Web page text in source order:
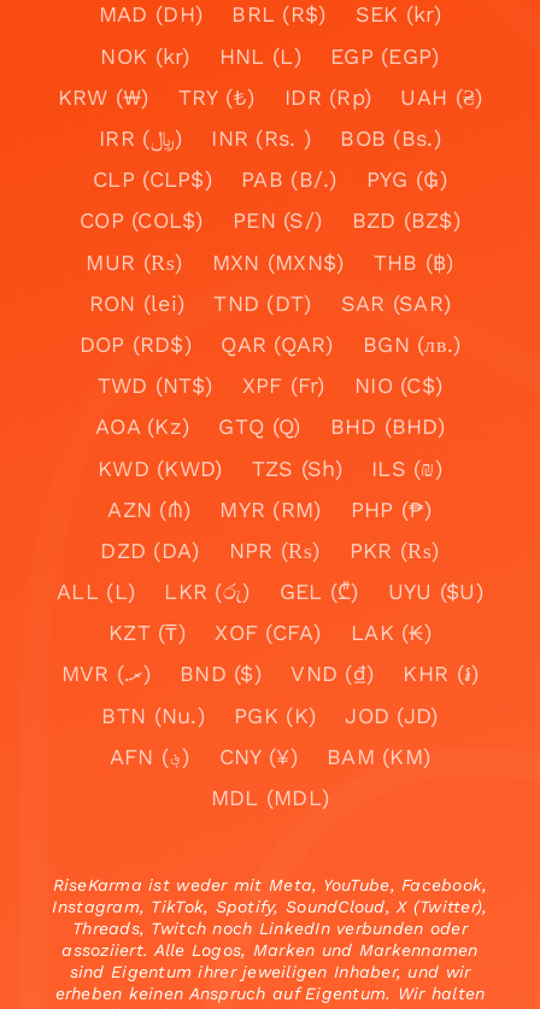
MAD (DH)
BRL (R$)
SEK (kr)
NOK (kr)
HNL (L)
EGP (EGP)
KRW (₩)
TRY (₺) IDR (Rp)
UAH (₴)
IRR (﷼)
INR (Rs. )
BOB (Bs.)
CLP (CLP$)
PAB (B/.)
PYG (₲)
COP (COL$)
PEN (S/)
BZD (BZ$)
MUR (₨)
MXN (MXN$)
THB (฿)
RON (lei)
TND (DT)
SAR (SAR)
DOP (RD$)
QAR (QAR)
BGN (лв.)
TWD (NT$)
XPF (Fr)
NIO (C$)
AOA (Kz)
GTQ (Q)
BHD (BHD)
KWD (KWD)
TZS (Sh)
ILS (₪)
AZN (₼)
MYR (RM)
PHP (₱)
DZD (DA)
NPR (₨)
PKR (₨)
ALL (L)
LKR (රු) GEL (₾)
UYU ($U)
KZT (₸)
XOF (CFA)
LAK (₭)
MVR (.ރ)
BND ($) VND (₫)
KHR (៛)
BTN (Nu.)
PGK (K)
JOD (JD)
AFN (؋)
CNY (¥)
BAM (KM)
MDL (MDL)
RiseKarma ist weder mit Meta, YouTube, Facebook,
Instagram, TikTok, Spotify, SoundCloud, X (Twitter),
Threads, Twitch noch LinkedIn verbunden oder
assoziiert. Alle Logos, Marken und Markennamen
sind Eigentum ihrer jeweiligen Inhaber, und wir
erheben keinen Anspruch auf Eigentum. Wir halten